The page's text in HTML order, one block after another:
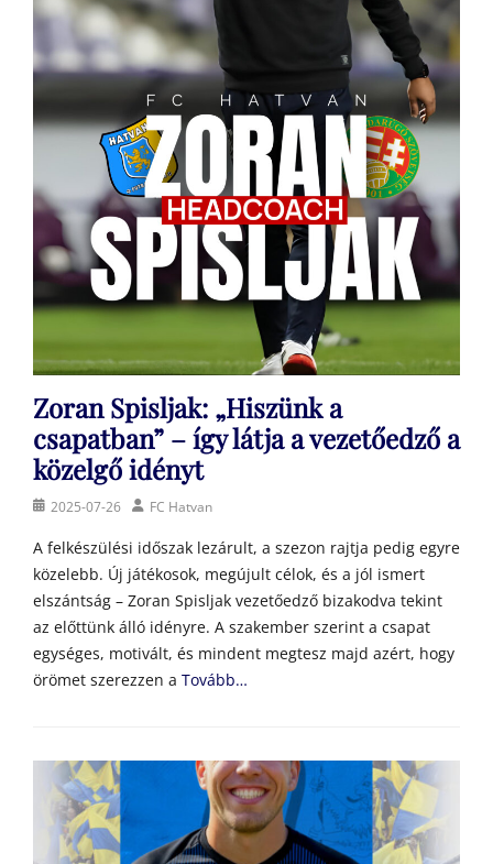
Zoran Spisljak: „Hiszünk a
csapatban” – így látja a vezetőedző a
közelgő idényt
Posted2025-07-26 AuthorFC Hatvan
A felkészülési időszak lezárult, a szezon rajtja pedig egyre
közelebb. Új játékosok, megújult célok, és a jól ismert
elszántság – Zoran Spisljak vezetőedző bizakodva tekint
az előttünk álló idényre. A szakember szerint a csapat
egységes, motivált, és mindent megtesz majd azért, hogy
örömet szerezzen a Tovább…